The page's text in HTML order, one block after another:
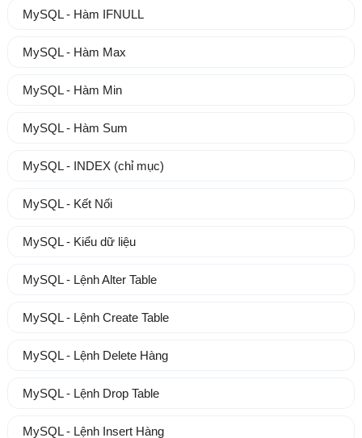
MySQL - Hàm IFNULL
MySQL - Hàm Max
MySQL - Hàm Min
MySQL - Hàm Sum
MySQL - INDEX (chỉ mục)
MySQL - Kết Nối
MySQL - Kiểu dữ liệu
MySQL - Lệnh Alter Table
MySQL - Lệnh Create Table
MySQL - Lệnh Delete Hàng
MySQL - Lệnh Drop Table
MySQL - Lệnh Insert Hàng